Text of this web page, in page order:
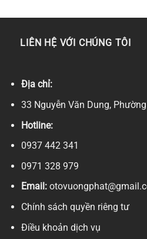
LIÊN HỆ VỚI CHÚNG TÔI
Địa chỉ:
33 Nguyễn Văn Dung,
Hotline:
0937 442 341
0971 328 979
Email:
Chính sách quyền riêng tư
Điều khoản dịch vụ